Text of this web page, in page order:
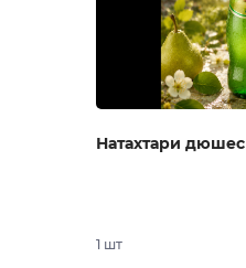
Натахтари
1 шт